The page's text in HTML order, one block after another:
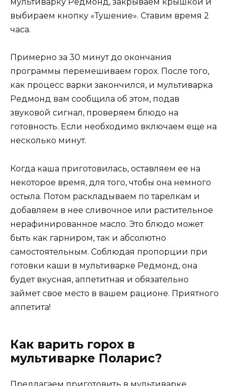
выбираем кнопку «Тушение». Ставим время 2
часа.
Примерно за 30 минут до окончания
программы перемешиваем горох. После того,
как процесс варки закончился, и мультиварка
Редмонд вам сообщила об этом, подав
звуковой сигнал, проверяем блюдо на
готовность. Если необходимо включаем еще на
несколько минут.
Когда каша приготовилась, оставляем ее на
некоторое время, для того, чтобы она немного
остыла. Потом раскладываем по тарелкам и
добавляем в нее сливочное или растительное
нерафинированное масло. Это блюдо может
быть как гарниром, так и абсолютно
самостоятельным. Соблюдая пропорции при
готовки каши в мультиварке Редмонд, она
будет вкусная, аппетитная и обязательно
займет свое место в вашем рационе. Приятного
аппетита!
Как варить горох в
мультиварке Поларис?
Предлагаем приготовить в мультиварке